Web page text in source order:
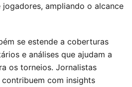
ampliando o alcance
se estende a coberturas
e análises que ajudam a
os torneios. Jornalistas
com insights